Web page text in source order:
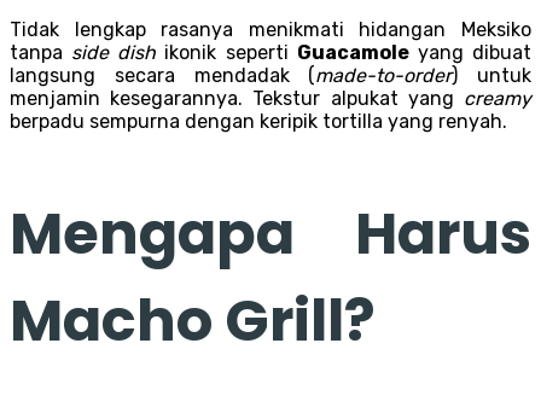
Tidak lengkap rasanya menikmati hidangan Meksiko
tanpa side dish ikonik seperti Guacamoleyang dibuat
langsung secara mendadak (made-to-order) untuk
menjamin kesegarannya. Tekstur alpukat yang creamy
berpadu sempurna dengan keripik tortilla yang renyah.
Mengapa Harus
Macho Grill?